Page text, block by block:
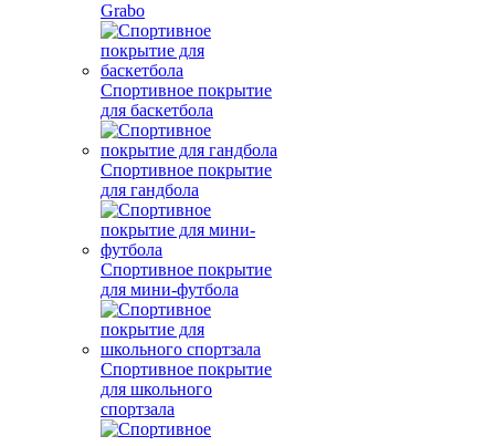
Grabo
Спортивное покрытие
для баскетбола
Спортивное покрытие
для гандбола
Спортивное покрытие
для мини-футбола
Спортивное покрытие
для школьного
спортзала